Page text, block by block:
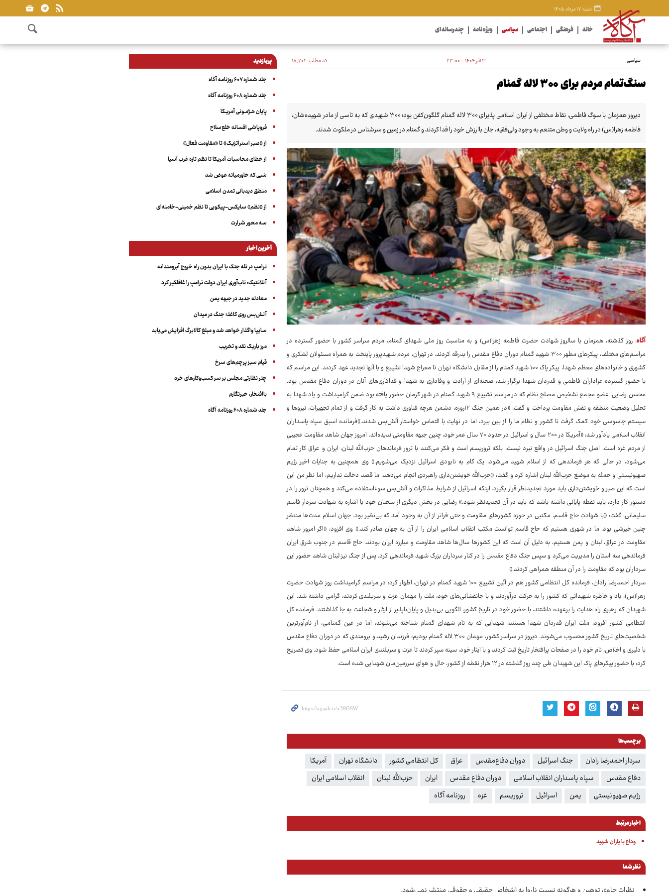
شنبه ۱۷ مرداد ۱۴۰۵
خانه فرهنگی اجتماعی سیاسی ویژه نامه چندرسانه ای
سیاسی ۳ آذر ۱۴۰۴ - ۲۳:۰۰ کد مطلب:۱۸٬۲۰۲
سنگ‌تمام مردم برای ۳۰۰ لاله گمنام
دیروز همزمان با سوگ فاطمی، نقاط مختلفی از ایران اسلامی پذیرای ۳۰۰ لاله گمنام گلگون‌کفن بود؛ ۳۰۰ شهیدی که به تاسی از مادر شهیده‌شان،
فاطمه زهرا(س) در راه ولایت و وطن متنعم به وجود ولی‌فقیه، جان باارزش خود را فدا کردند و گمنام در زمین و سرشناس در ملکوت شدند.
آگاه: روز گذشته، همزمان با سالروز شهادت حضرت فاطمه زهرا(س) و به مناسبت روز ملی شهدای گمنام، مردم سراسر کشور با حضور گسترده در
مراسم‌های مختلف، پیکرهای مطهر ۳۰۰ شهید گمنام دوران دفاع مقدس را بدرقه کردند. در تهران، مردم شهیدپرور پایتخت به همراه مسئولان لشکری و
کشوری و خانواده‌های معظم شهدا، پیکر پاک ۱۰۰ شهید گمنام را از مقابل دانشگاه تهران تا معراج شهدا تشییع و با آنها تجدید عهد کردند. این مراسم که
با حضور گسترده عزاداران فاطمی و قدردان شهدا برگزار شد، صحنه‌ای از ارادت و وفاداری به شهدا و فداکاری‌های آنان در دوران دفاع مقدس بود.
محسن رضایی، عضو مجمع تشخیص مصلح نظام که در مراسم تشییع ۹ شهید گمنام در شهر کرمان حضور یافته بود ضمن گرامیداشت و یاد شهدا به
تحلیل وضعیت منطقه و نقش مقاومت پرداخت و گفت: «در همین جنگ ۱۲روزه، دشمن هرچه فناوری داشت به کار گرفت و از تمام تجهیزات، نیروها و
سیستم جاسوسی خود کمک گرفت تا کشور و نظام ما را از بین ببرد، اما در نهایت با التماس خواستار آتش‌بس شدند.»فرمانده اسبق سپاه پاسداران
انقلاب اسلامی یادآور شد: «آمریکا در ۲۰۰ سال و اسرائیل در حدود ۷۰ سال عمر خود، چنین جبهه مقاومتی ندیده‌اند. امروز جهان شاهد مقاومت عجیبی
از مردم غزه است. اصل جنگ اسرائیل در واقع نبرد نیست، بلکه تروریسم است و فکر می‌کنند با ترور فرماندهان حزب‌الله لبنان، ایران و عراق کار تمام
می‌شود، در حالی که هر فرماندهی که از اسلام شهید می‌شود، یک گام به نابودی اسرائیل نزدیک می‌شویم.» وی همچنین به جنایات اخیر رژیم
صهیونیستی و حمله به موضع حزب‌الله لبنان اشاره کرد و گفت: «حزب‌الله خویشتن‌داری راهبردی انجام می‌دهد. ما قصد دخالت نداریم، اما نظر من این
است که این صبر و خویشتن‌داری باید مورد تجدیدنظر قرار بگیرد. اینکه اسرائیل از شرایط مذاکرات و آتش‌بس سوءاستفاده می‌کند و همچنان ترور را در
دستور کار دارد، باید نقطه پایانی داشته باشد که باید در آن تجدیدنظر شود.» رضایی در بخش دیگری از سخنان خود با اشاره به شهادت سردار قاسم
سلیمانی، گفت: «با شهادت حاج قاسم، مکتبی در حوزه کشورهای مقاومت و حتی فراتر از آن به وجود آمد که بی‌نظیر بود. جهان اسلام مدت‌ها منتظر
چنین خیزشی بود. ما در شهری هستیم که حاج قاسم توانست مکتب انقلاب اسلامی ایران را از آن به جهان صادر کند.» وی افزود: «اگر امروز شاهد
مقاومت در عراق، لبنان و یمن هستیم، به دلیل آن است که این کشورها سال‌ها شاهد مقاومت و مبارزه ایران بودند. حاج قاسم در جنوب شرق ایران
فرماندهی سه استان را مدیریت می‌کرد و سپس جنگ دفاع مقدس را در کنار سرداران بزرگ شهید فرماندهی کرد. پس از جنگ نیز لبنان شاهد حضور این
سرداران بود که مقاومت را در آن منطقه همراهی کردند.»
سردار احمدرضا رادان، فرمانده کل انتظامی کشور هم در آئین تشییع ۱۰۰ شهید گمنام در تهران، اظهار کرد: در مراسم گرامیداشت روز شهادت حضرت
زهرا(س)، یاد و خاطره شهیدانی که کشور را به حرکت درآوردند و با جانفشانی‌های خود، ملت را مهمان عزت و سربلندی کردند، گرامی داشته شد. این
شهیدان که رهبری راه هدایت را برعهده داشتند، با حضور خود در تاریخ کشور، الگویی بی‌بدیل و پایان‌ناپذیر از ایثار و شجاعت به جا گذاشتند. فرمانده کل
انتظامی کشور افزود: ملت ایران قدردان شهدا هستند؛ شهدایی که به نام شهدای گمنام شناخته می‌شوند، اما در عین گمنامی، از نام‌آورترین
شخصیت‌های تاریخ کشور محسوب می‌شوند. دیروز در سراسر کشور، مهمان ۳۰۰ لاله گمنام بودیم؛ فرزندان رشید و برومندی که در دوران دفاع مقدس
با دلیری و اخلاص، نام خود را در صفحات پرافتخار تاریخ ثبت کردند و با ایثار خود، سینه سپر کردند تا عزت و سربلندی ایران اسلامی حفظ شود. وی تصریح
کرد: با حضور پیکرهای پاک این شهیدان طی چند روز گذشته در ۱۲ هزار نقطه از کشور، حال و هوای سرزمین‌مان شهدایی شده است.
برچسب‌ها
سردار احمدرضا رادان جنگ اسرائیل دوران دفاع‌مقدس عراق کل انتظامی کشور دانشگاه تهران
آمریکا
دفاع مقدس
سپاه پاسداران انقلاب اسلامی دوران دفاع مقدس ایران حزب‌الله لبنان
انقلاب اسلامی ایران
رژیم صهیونیستی
یمن اسرائیل تروریسم غزه روزنامه آگاه
اخبار مرتبط
وداع با یاران شهید
نظر شما
پربازدید
جلد شماره ۶۰۷ روزنامه آگاه
جلد شماره ۶۰۸ روزنامه آگاه
پایان هـژمـونی آمریـکا
فروپاشی افسانه خلع‌سلاح
از «صبر استراتژیک» تا «مقاومت فعال»
از خطای محاسبات آمریکا تا نظم تازه غرب آسیا
شبی که خاورمیانه عوض شد
منطق دیدبانی تمدن اسلامی
از «نظم» سایکس-پیکویی تا نظم خمینی-خامنه‌ای
سه‌ محور شرارت
آخرین اخبار
ترامپ در تله جنگ با ایران بدون راه خروج آبرومندانه
آتلانتیک: تاب‌آوری ایران دولت ترامپ را غافلگیر کرد
معادله جدید در جبهه یمن
آتش‌بس روی کاغذ؛ جنگ در میدان
سایپا واگذار خواهد شد و مبلغ کالابرگ افزایش می‌یابد
مرز باریک نقد و تخریب
قیام سبز پرچم‌های سرخ
چتر نظارتی مجلس بر سر کسب‌وکارهای خرد
باافتخار، خبرنگارم
جلد شماره ۶۰۸ روزنامه آگاه